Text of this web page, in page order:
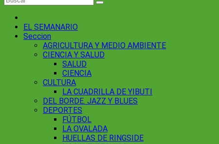
EL SEMANARIO
Seccion
AGRICULTURA Y MEDIO AMBIENTE
CIENCIA Y SALUD
SALUD
CIENCIA
CULTURA
LA CUADRILLA DE YIBUTI
DEL BORDE. JAZZ Y BLUES
DEPORTES
FÚTBOL
LA OVALADA
HUELLAS DE RINGSIDE